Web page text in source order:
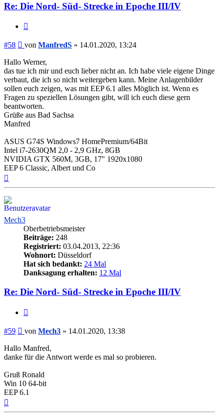
Re: Die Nord- Süd- Strecke in Epoche III/IV
#58 Beitrag
von ManfredS » 14.01.2020, 13:24
Hallo Werner,
das tue ich mir und euch lieber nicht an. Ich habe viele eigene Dinge
verbaut, die ich so nicht weitergeben kann. Meine Anlagenbilder
sollen euch zeigen, was mit EEP 6.1 alles Möglich ist. Wenn es
Fragen zu speziellen Lösungen gibt, will ich euch diese gern
beantworten.
Grüße aus Bad Sachsa
Manfred
ASUS G74S Windows7 HomePremium/64Bit
Intel i7-2630QM 2,0 - 2,9 GHz, 8GB
NVIDIA GTX 560M, 3GB, 17" 1920x1080
EEP 6 Classic, Albert und Co
oben
Mech3
Oberbetriebsmeister
Beiträge: 248
Registriert: 03.04.2013, 22:36
Wohnort: Düsseldorf
Hat sich bedankt: 24 Mal
Danksagung erhalten: 12 Mal
Re: Die Nord- Süd- Strecke in Epoche III/IV
#59 Beitrag
von Mech3 » 14.01.2020, 13:38
Hallo Manfred,
danke für die Antwort werde es mal so probieren.
Gruß Ronald
Win 10 64-bit
EEP 6.1